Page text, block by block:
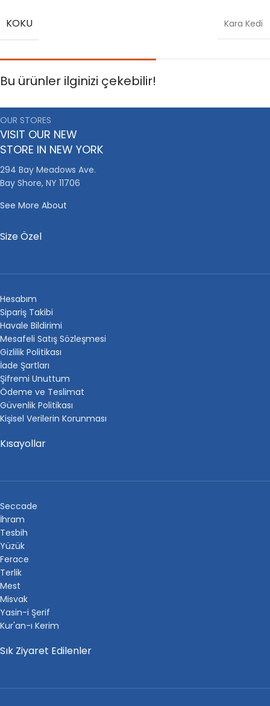
KOKU Kara Kedi
Bu ürünler ilginizi çekebilir!
OUR STORES
VISIT OUR NEW
STORE IN NEW YORK
294 Bay Meadows Ave.
Bay Shore, NY 11706
See More About
Size Özel
Hesabım
Sipariş Takibi
Havale Bildirimi
Mesafeli Satış Sözleşmesi
Gizlilik Politikası
İade Şartları
Şifremi Unuttum
Ödeme ve Teslimat
Güvenlik Politikası
Kişisel Verilerin Korunması
Kısayollar
Seccade
İhram
Tesbih
Yüzük
Ferace
Terlik
Mest
Misvak
Yasin-i Şerif
Kur'an-ı Kerim
Sık Ziyaret Edilenler